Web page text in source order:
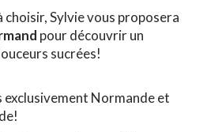
choisir, Sylvie vous proposera
pour découvrir un
sucrées!
exclusivement Normande et